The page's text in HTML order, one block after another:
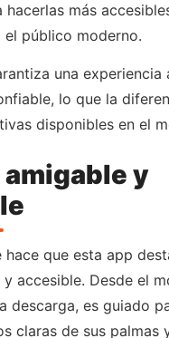
más
el público moderno.
una experiencia
lo que la
disponibles en el
y
que esta app
accesible. Desde el
descarga, es guiado
claras de sus palmas